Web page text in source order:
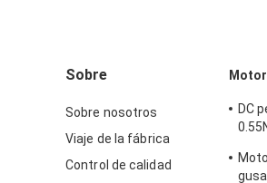
Sobre
Sobre nosotros
Viaje de la fábrica
Control de calidad
DC